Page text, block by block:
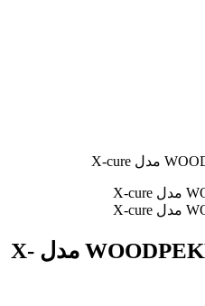
لایت کیور وودپکر WOODPEKER مدل X-